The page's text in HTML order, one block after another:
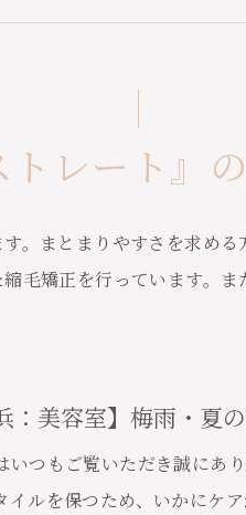
トレート』
。まとまりやすさを求め
毛矯正を行っています。
：美容室】梅雨・夏
いつもご覧いただき誠にあ
イルを保つため、いかにケ